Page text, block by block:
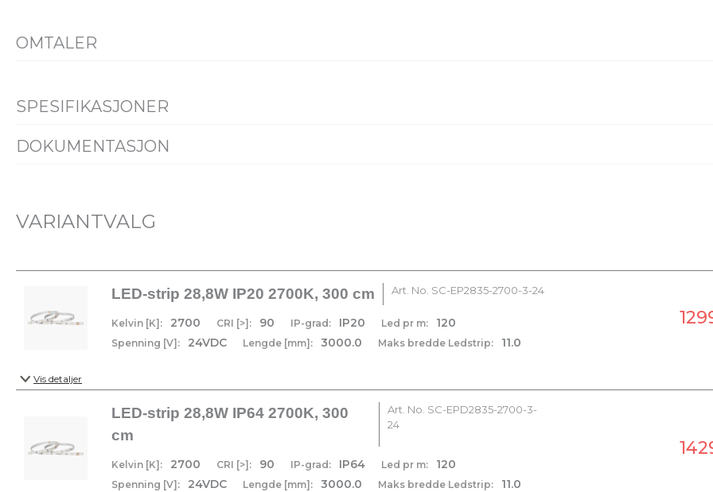
OMTALER
SPESIFIKASJONER
PRODUKT
DOKUMENTASJON
Variantspesifikke dokumenter er tilgjengelige under detaljer i oversikten nedenfor.
VARIANTVALG
LED-strip 28,8W IP20 2700K, 300 cm Art. No. SC-EP2835-2700-3-24
Kelvin [K]: 2700 CRI [>]: 90 IP-grad: IP20 Led pr m: 120
Spenning [V]: 24VDC Lengde [mm]: 3000.0 Maks bredde Ledstrip: 11.0
Vis detaljer
LED-strip 28,8W IP64 2700K, 300
cm
Art. No. SC-EPD2835-2700-3-
24
Kelvin [K]: 2700 CRI [>]: 90 IP-grad: IP64 Led pr m: 120
Spenning [V]: 24VDC Lengde [mm]: 3000.0 Maks bredde Ledstrip: 11.0